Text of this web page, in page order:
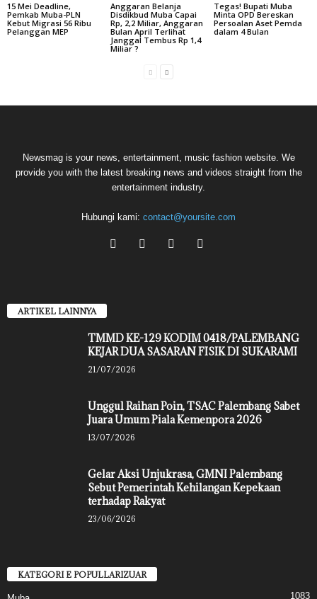
15 Mei Deadline,
Pemkab Muba-PLN
Kebut Migrasi 56 Ribu
Pelanggan MEP
Anggaran Belanja
Disdikbud Muba Capai
Rp, 2,2 Miliar, Anggaran
Bulan April Terlihat
Janggal Tembus Rp 1,4
Miliar ?
Tegas! Bupati Muba
Minta OPD Bereskan
Persoalan Aset Pemda
dalam 4 Bulan
Newsmag is your news, entertainment, music fashion website. We
provide you with the latest breaking news and videos straight from the
entertainment industry.
Hubungi kami: contact@yoursite.com
ARTIKEL LAINNYA
TMMD KE-129 KODIM 0418/PALEMBANG
KEJAR DUA SASARAN FISIK DI SUKARAMI
21/07/2026
Unggul Raihan Poin, TSAC Palembang Sabet
Juara Umum Piala Kemenpora 2026
13/07/2026
Gelar Aksi Unjukrasa, GMNI Palembang
Sebut Pemerintah Kehilangan Kepekaan
terhadap Rakyat
23/06/2026
KATEGORI E POPULLARIZUAR
1083